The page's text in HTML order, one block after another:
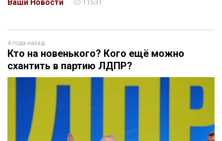
Ваши Новости
11531
4 года назад
Кто на новенького? Кого ещё можно
схантить в партию ЛДПР?